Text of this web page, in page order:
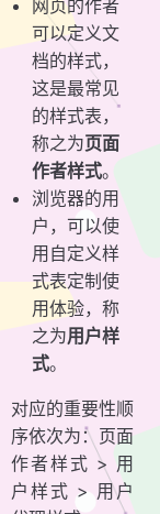
网页的作者
可以定义文
档的样式，
这是最常见
的样式表，
称之为页面
作者样式。
浏览器的用
户，可以使
用自定义样
式表定制使
用体验，称
之为用户样
式。
对应的重要性顺
序依次为：页面
作者样式 > 用
户样式 > 用户